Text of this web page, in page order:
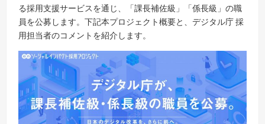
る採用支援サービスを通じ、「課長補佐級」「係長級」の職
員を公募します。下記本プロジェクト概要と、デジタル庁 採
用担当者のコメントを紹介します。